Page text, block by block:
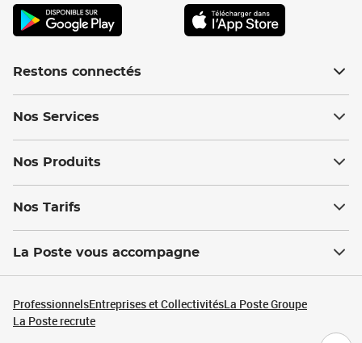
Restons connectés
Nos Services
Nos Produits
Nos Tarifs
La Poste vous accompagne
ProfessionnelsEntreprises et CollectivitésLa Poste Groupe
La Poste recrute